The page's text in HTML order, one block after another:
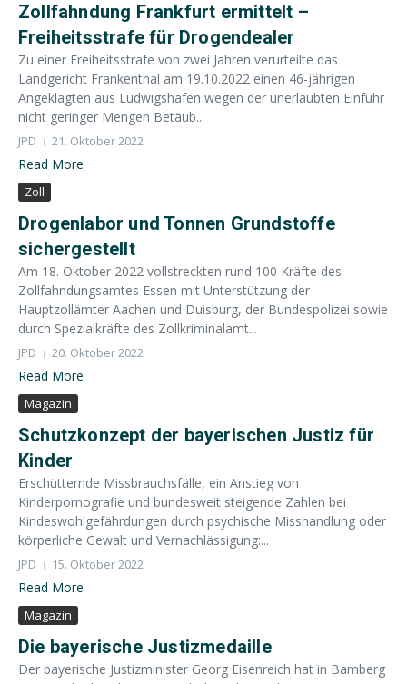
Zollfahndung Frankfurt ermittelt –
Freiheitsstrafe für Drogendealer
Zu einer Freiheitsstrafe von zwei Jahren verurteilte das
Landgericht Frankenthal am 19.10.2022 einen 46-jährigen
Angeklagten aus Ludwigshafen wegen der unerlaubten Einfuhr
nicht geringer Mengen Betäub...
JPD 21. Oktober 2022
Read More
Zoll
Drogenlabor und Tonnen Grundstoffe
sichergestellt
Am 18. Oktober 2022 vollstreckten rund 100 Kräfte des
Zollfahndungsamtes Essen mit Unterstützung der
Hauptzollämter Aachen und Duisburg, der Bundespolizei sowie
durch Spezialkräfte des Zollkriminalamt...
JPD 20. Oktober 2022
Read More
Magazin
Schutzkonzept der bayerischen Justiz für
Kinder
Erschütternde Missbrauchsfälle, ein Anstieg von
Kinderpornografie und bundesweit steigende Zahlen bei
Kindeswohlgefährdungen durch psychische Misshandlung oder
körperliche Gewalt und Vernachlässigung:...
JPD 15. Oktober 2022
Read More
Magazin
Die bayerische Justizmedaille
Der bayerische Justizminister Georg Eisenreich hat in Bamberg